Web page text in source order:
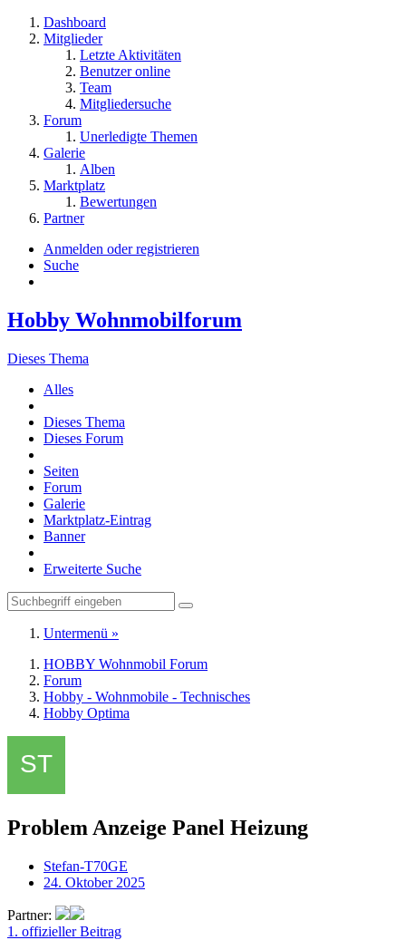
Dashboard
Mitglieder
Letzte Aktivitäten
Benutzer online
Team
Mitgliedersuche
Forum
Unerledigte Themen
Galerie
Alben
Marktplatz
Bewertungen
Partner
Anmelden oder registrieren
Suche
Hobby Wohnmobilforum
Dieses Thema
Alles
Dieses Thema
Dieses Forum
Seiten
Forum
Galerie
Marktplatz-Eintrag
Banner
Erweiterte Suche
Untermenü »
HOBBY Wohnmobil Forum
Forum
Hobby - Wohnmobile - Technisches
Hobby Optima
Problem Anzeige Panel Heizung
Stefan-T70GE
24. Oktober 2025
Partner:
1. offizieller Beitrag